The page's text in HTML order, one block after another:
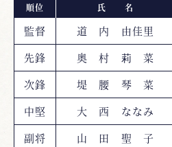
順位 氏 名
監督 道 内 由佳里
先鋒
奥 村 莉 菜
次鋒
堤 腰 琴 菜
中堅
大 西 ななみ
副将
山 田 聖 子